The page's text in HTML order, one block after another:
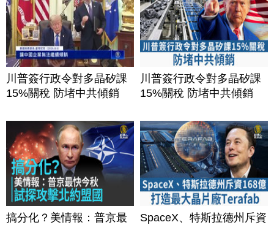
川普簽行政令對多晶矽課
15%關稅 防堵中共傾銷
川普簽行政令對多晶矽課
15%關稅 防堵中共傾銷
搞分化？美情報：普京最
SpaceX、特斯拉德州斥資